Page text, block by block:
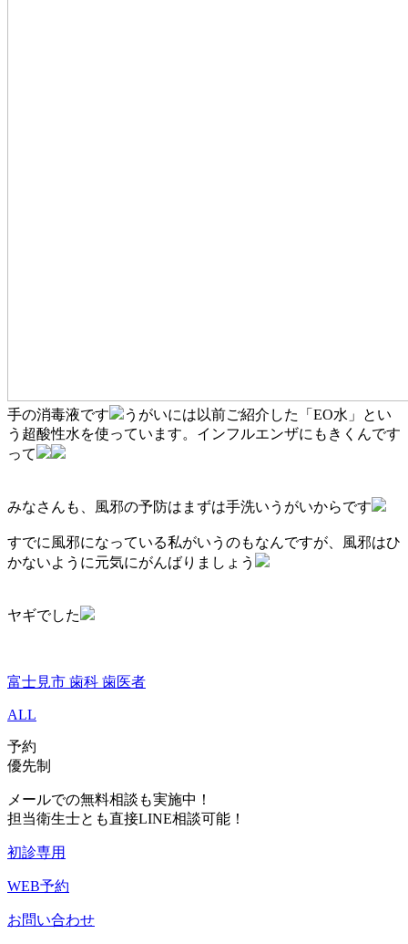
手の消毒液です
うがいには以前ご紹介した「EO水」とい
う超酸性水を使っています。インフルエンザにもきくんです
って
みなさんも、風邪の予防はまずは手洗いうがいからです
すでに風邪になっている私がいうのもなんですが、風邪はひ
かないように元気にがんばりましょう
ヤギでした
富士見市 歯科 歯医者
ALL
予約
優先制
メールでの無料相談も実施中！
担当衛生士とも直接LINE相談可能！
初診専用
WEB予約
お問い合わせ